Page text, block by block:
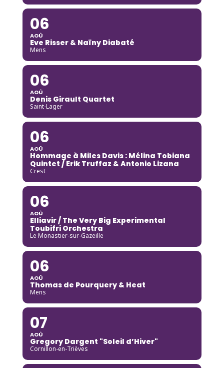
06
AOÛ
Eve Risser & Naïny Diabaté
Mens
06
AOÛ
Denis Girault Quartet
Saint-Lager
06
AOÛ
Hommage à Miles Davis : Mélina Tobiana
Quintet / Erik Truffaz & Antonio Lizana
Crest
06
AOÛ
Elliavir / The Very Big Experimental
Toubifri Orchestra
Le Monastier-sur-Gazeille
06
AOÛ
Thomas de Pourquery & Heat
Mens
07
AOÛ
Gregory Dargent "Soleil d’Hiver"
Cornillon-en-Trièves